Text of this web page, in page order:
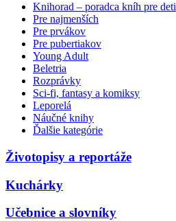
Knihorad – poradca kníh pre deti
Pre najmenších
Pre prvákov
Pre pubertiakov
Young Adult
Beletria
Rozprávky
Sci-fi, fantasy a komiksy
Leporelá
Náučné knihy
Ďalšie kategórie
Životopisy a reportáže
Kuchárky
Učebnice a slovníky